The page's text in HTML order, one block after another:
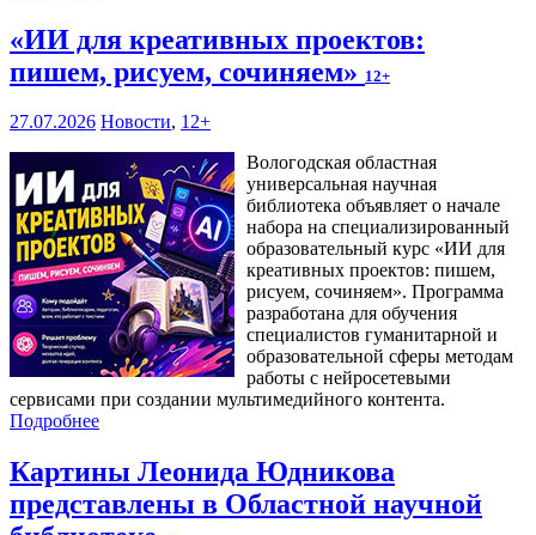
«ИИ для креативных проектов:
пишем, рисуем, сочиняем» 12+
27.07.2026 Новости, 12+
Вологодская областная
универсальная научная
библиотека объявляет о начале
набора на специализированный
образовательный курс «ИИ для
креативных проектов: пишем,
рисуем, сочиняем». Программа
разработана для обучения
специалистов гуманитарной и
образовательной сферы методам
работы с нейросетевыми
сервисами при создании мультимедийного контента.
Подробнее
Картины Леонида Юдникова
представлены в Областной научной